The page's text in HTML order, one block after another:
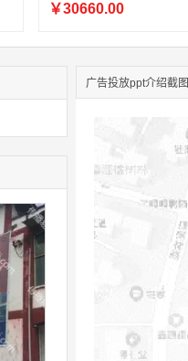
￥30660.00
广告投放ppt介绍截图